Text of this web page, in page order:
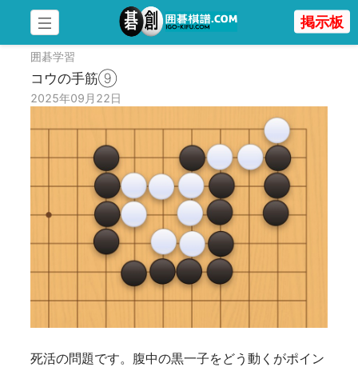
掲示板
囲碁学習
コウの手筋⑨
2025年09月22日
死活の問題です。腹中の黒一子をどう動くがポイン